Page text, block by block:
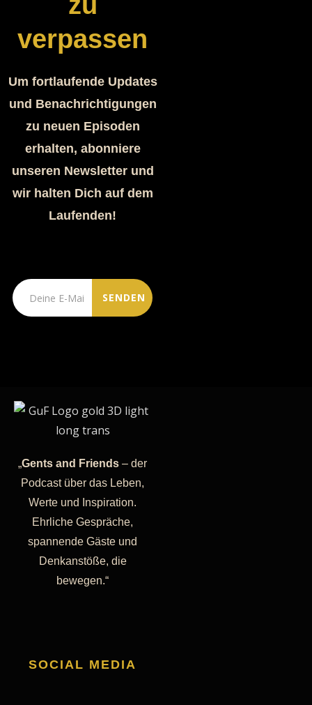
verpassen
Um fortlaufende Updates
und Benachrichtigungen
zu neuen Episoden
erhalten, abonniere
unseren Newsletter und
wir halten Dich auf dem
Laufenden!
„Gents and Friends – der
Podcast über das Leben,
Werte und Inspiration.
Ehrliche Gespräche,
spannende Gäste und
Denkanstöße, die
bewegen.“
SOCIAL MEDIA